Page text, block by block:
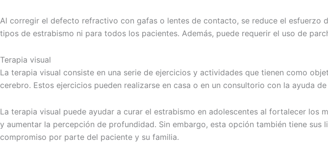
Al corregir el defecto refractivo con gafas o lentes de contacto, se reduce el
tipos de estrabismo ni para todos los pacientes. Además, puede requerir el uso de
Terapia visual
La terapia visual consiste en una serie de ejercicios y actividades que tienen como
cerebro. Estos ejercicios pueden realizarse en casa o en un consultorio con la ayuda
La terapia visual puede ayudar a curar el estrabismo en adolescentes al fortalecer
y aumentar la percepción de profundidad. Sin embargo, esta opción también tiene
compromiso por parte del paciente y su familia.